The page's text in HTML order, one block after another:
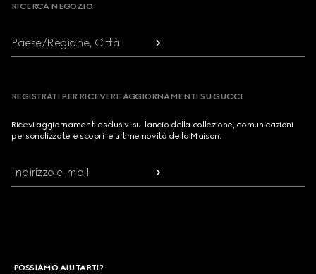
RICERCA NEGOZIO
Paese/Regione, Città
REGISTRATI PER RICEVERE AGGIORNAMENTI SU GUCCI
Ricevi aggiornamenti esclusivi sul lancio della collezione, comunicazioni
personalizzate e scopri le ultime novità della Maison.
Indirizzo e-mail
POSSIAMO AIUTARTI?